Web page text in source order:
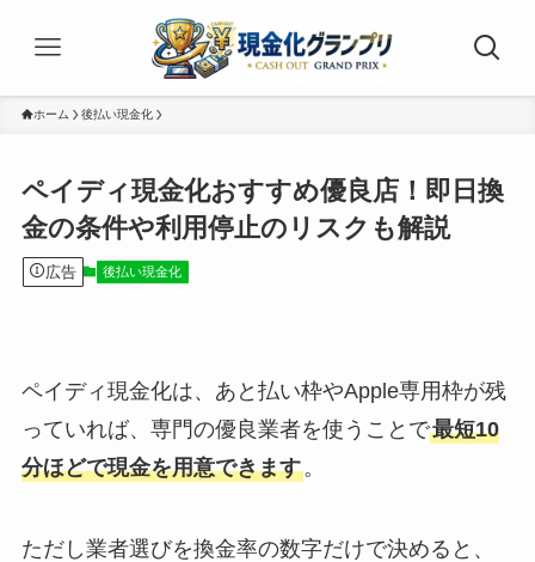
ホーム 後払い現金化
ペイディ現金化おすすめ優良店！即日換
金の条件や利用停止のリスクも解説
広告 後払い現金化
ペイディ現金化は、あと払い枠やApple専用枠が残
っていれば、専門の優良業者を使うことで最短10
分ほどで現金を用意できます。
ただし業者選びを換金率の数字だけで決めると、